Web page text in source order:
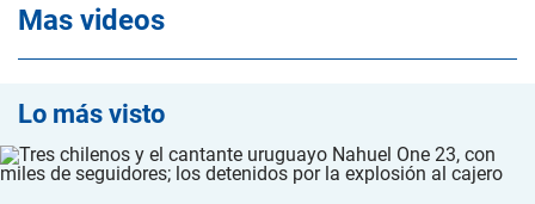
Mas videos
Lo más visto